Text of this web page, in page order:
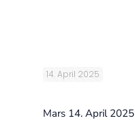
14. April 2025
Mars 14. April 2025